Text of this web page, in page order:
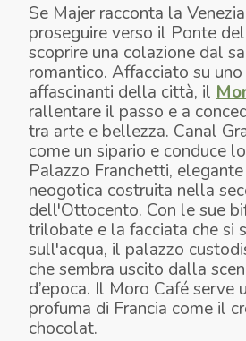
Se Majer racconta la
proseguire verso il Ponte
scoprire una colazione dal
romantico. Affacciato su
affascinanti della città, il
rallentare il passo e a
tra arte e bellezza. Canal
come un sipario e conduce
Palazzo Franchetti,
neogotica costruita nella
dell'Ottocento. Con le sue
trilobate e la facciata che si
sull'acqua, il palazzo
che sembra uscito dalla
d’epoca. Il Moro Café serve
profuma di Francia come il
chocolat.